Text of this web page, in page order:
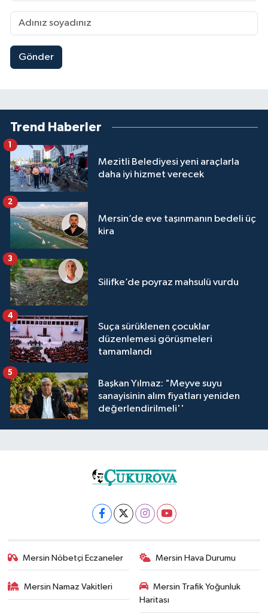
Gönder
Trend Haberler
Mezitli Belediyesi yeni araçlarla
daha iyi hizmet verecek
1
Mersin’de eve taşınmanın bedeli üç
kira
2
Silifke’de poyraz mahsulü vurdu
3
Suça sürüklenen çocuklar
düzenlemesi görüşmeleri
tamamlandı
4
Başkan Yılmaz: "Meyve suyu
sanayisinin alım fiyatları yeniden
değerlendirilmeli''
5
Mersin Nöbetçi Eczaneler Mersin Hava Durumu
Mersin Namaz Vakitleri
Mersin Trafik Yoğunluk
Haritası